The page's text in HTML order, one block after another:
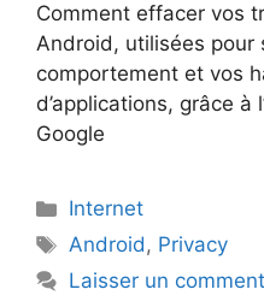
Comment effacer vos
Android, utilisées pour
comportement et vos
d’applications, grâce
Google
Catégories
Internet
Étiquettes
Android, Privacy
Laisser un